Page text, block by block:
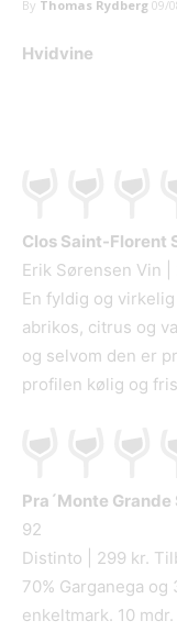
By Thomas Rydberg 09/
Hvidvine
Clos Saint-Florent
Erik Sørensen Vin
En fyldig og
abrikos, citrus og
og selvom den er
profilen kølig og
Pra´Monte
92
Distinto | 299 kr.
70% Garganega
enkeltmark. 10